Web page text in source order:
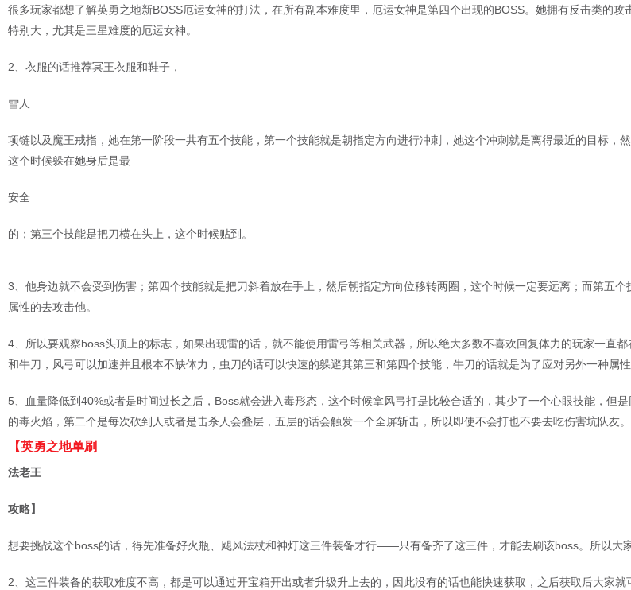
很多玩家都想了解英勇之地新BOSS厄运女神的打法，在所有副本难度里，厄运女神是第四个出现的BOSS。她拥有反击类的
特别大，尤其是三星难度的厄运女神。
2、衣服的话推荐冥王衣服和鞋子，
雪人
项链以及魔王戒指，她在第一阶段一共有五个技能，第一个技能就是朝指定方向进行冲刺，她这个冲刺就是离得最近的目标，
这个时候躲在她身后是最
安全
的；第三个技能是把刀横在头上，这个时候贴到。
3、他身边就不会受到伤害；第四个技能就是把刀斜着放在手上，然后朝指定方向位移转两圈，这个时候一定要远离；而第五
属性的去攻击他。
4、所以要观察boss头顶上的标志，如果出现雷的话，就不能使用雷弓等相关武器，所以绝大多数不喜欢回复体力的玩家一直
和牛刀，风弓可以加速并且根本不缺体力，虫刀的话可以快速的躲避其第三和第四个技能，牛刀的话就是为了应对另外一种属性
5、血量降低到40%或者是时间过长之后，Boss就会进入毒形态，这个时候拿风弓打是比较合适的，其少了一个心眼技能，但
的毒火焰，第二个是每次砍到人或者是击杀人会叠层，五层的话会触发一个全屏斩击，所以即使不会打也不要去吃伤害坑队友。
【英勇之地单刷
法老王
攻略】
想要挑战这个boss的话，得先准备好火瓶、飓风法杖和神灯这三件装备才行——只有备齐了这三件，才能去刷该boss。所以大
2、这三件装备的获取难度不高，都是可以通过开宝箱开出或者升级升上去的，因此没有的话也能快速获取，之后获取后大家